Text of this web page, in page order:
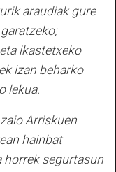
araudiak gure
ikastetxeko
izan beharko
lekua.
Arriskuen
hainbat
horrek segurtasun